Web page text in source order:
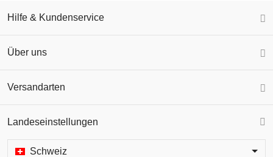
Hilfe & Kundenservice
Über uns
Versandarten
Landeseinstellungen
Schweiz